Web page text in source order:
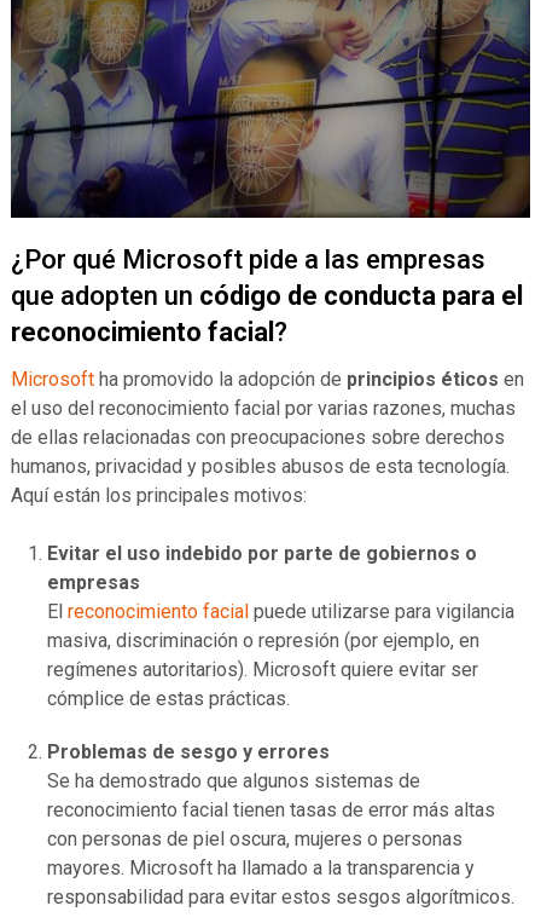
¿Por qué Microsoft pide a las empresas
que adopten un código de conducta para el
reconocimiento facial ?
Microsoftha promovido la adopción de principios éticos en
el uso del reconocimiento facial por varias razones, muchas
de ellas relacionadas con preocupaciones sobre derechos
humanos, privacidad y posibles abusos de esta tecnología.
Aquí están los principales motivos:
Evitar el uso indebido por parte de gobiernos o
empresas
Elreconocimiento facial puede utilizarse para vigilancia
masiva, discriminación o represión (por ejemplo, en
regímenes autoritarios). Microsoft quiere evitar ser
cómplice de estas prácticas.
Problemas de sesgo y errores
Se ha demostrado que algunos sistemas de
reconocimiento facial tienen tasas de error más altas
con personas de piel oscura, mujeres o personas
mayores. Microsoft ha llamado a la transparencia y
responsabilidad para evitar estos sesgos algorítmicos.